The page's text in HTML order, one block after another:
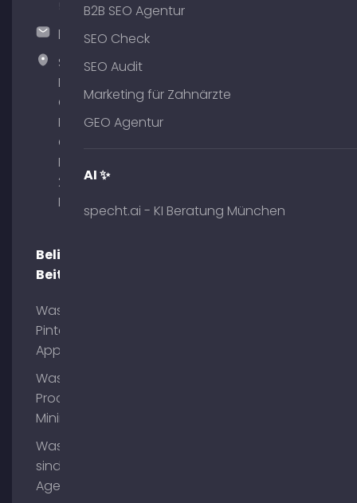
hallo@timospecht.de
Specht
Marketing
GmbH –
Palais am
Obelisk
Briennerstr.
29 80333
München
Beliebte
Beiträge
Was ist
Pinterest
App?
Was ist
Process
Mining?
Was
sind AI
Agents?
B2B SEO Agentur
SEO Check
SEO Audit
Marketing für Zahnärzte
GEO Agentur
AI ✨
specht.ai - KI Beratung München